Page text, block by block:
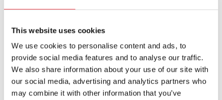
This website uses cookies
We use cookies to personalise content and ads, to
provide social media features and to analyse our traffic.
We also share information about your use of our site with
our social media, advertising and analytics partners who
may combine it with other information that you’ve
KONTAKTPERSON